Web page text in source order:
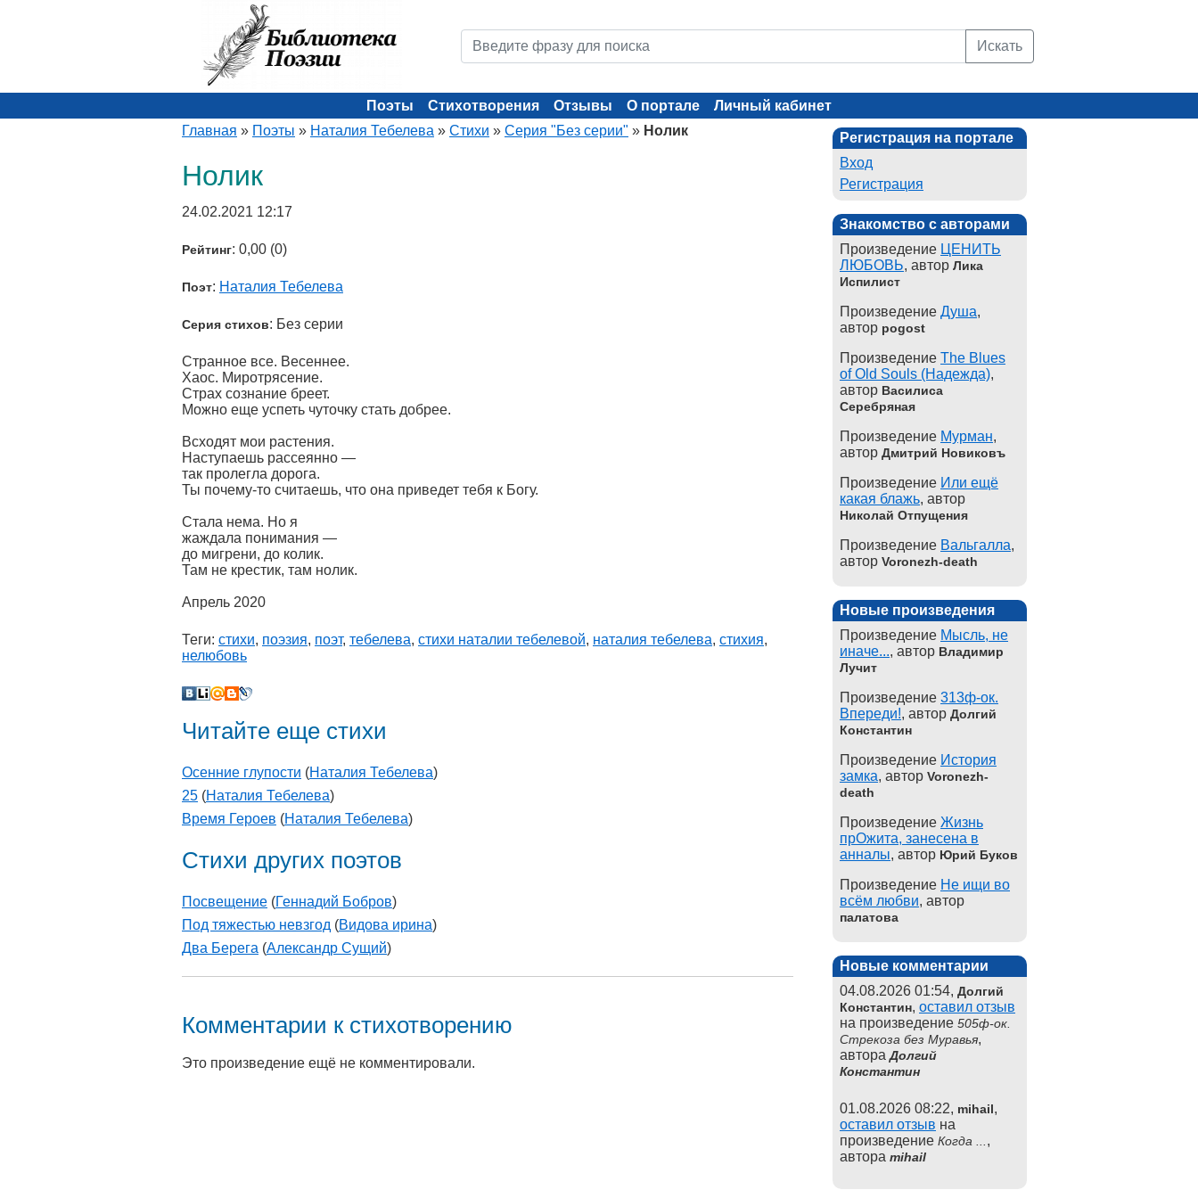
Искать
Поэты Стихотворения Отзывы О портале
Личный кабинет
Главная » Поэты » Наталия Тебелева » Стихи » Серия "Без серии" » Нолик
Нолик
24.02.2021 12:17
Рейтинг: 0,00 (0)
Поэт: Наталия Тебелева
Серия стихов: Без серии
Странное все. Весеннее.
Хаос. Миротрясение.
Страх сознание бреет.
Можно еще успеть чуточку стать добрее.
Всходят мои растения.
Наступаешь рассеянно —
так пролегла дорога.
Ты почему-то считаешь, что она приведет тебя к Богу.
Стала нема. Но я
жаждала понимания —
до мигрени, до колик.
Там не крестик, там нолик.
Апрель 2020
Теги: стихи, поэзия, поэт, тебелева, стихи наталии тебелевой, наталия тебелева, стихия,
нелюбовь
Читайте еще стихи
Осенние глупости (Наталия Тебелева)
25 (Наталия Тебелева)
Время Героев (Наталия Тебелева)
Стихи других поэтов
Посвещение (Геннадий Бобров)
Под тяжестью невзгод (Видова ирина)
Два Берега (Александр Сущий)
Комментарии к стихотворению
Это произведение ещё не комментировали.
Регистрация на портале
Вход
Регистрация
Знакомство с авторами
Произведение ЦЕНИТЬ
ЛЮБОВЬ, автор Лика
Испилист
Произведение Душа,
автор pogost
Произведение The Blues
of Old Souls (Надежда),
автор Василиса
Серебряная
Произведение Мурман,
автор Дмитрий Новиковъ
Произведение Или ещё
какая блажь, автор
Николай Отпущения
Произведение Вальгалла,
автор Voronezh-death
Новые произведения
Произведение Мысль, не
иначе..., автор Владимир
Лучит
Произведение 313ф-ок.
Впереди!, автор Долгий
Константин
Произведение История
замка, автор Voronezh-
death
Произведение Жизнь
прОжита, занесена в
анналы, автор Юрий Буков
Произведение Не ищи во
всём любви, автор
палатова
Новые комментарии
04.08.2026 01:54, Долгий
Константин, оставил отзыв
на произведение 505ф-ок.
Стрекоза без Муравья,
автораДолгий
Константин
01.08.2026 08:22, mihail,
оставил отзыв на
произведение Когда ... ,
автора mihail